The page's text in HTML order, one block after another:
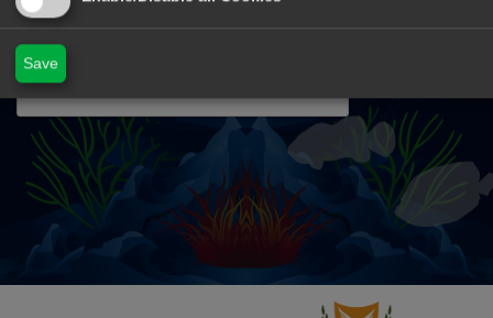
cyprusfishingmagazine.com
Save